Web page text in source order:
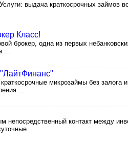
выдача краткосрочных займов
Класс!
брокер, одна из первых
...
микрозаймы без залога
...
непосредственный контакт между
...